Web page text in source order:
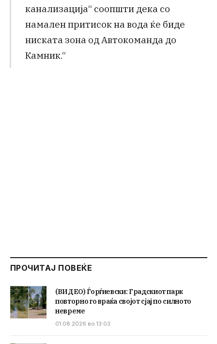
канализација“ соопшти дека со
намален притисок на вода ќе биде
ниската зона од Автокоманда до
Камник.“
ПРОЧИТАЈ ПОВЕЌЕ
(ВИДЕО) Ѓорѓиевски: Градскиот парк
повторно го враќа својот сјај по силното
невреме
01.08.2026 во 13:03